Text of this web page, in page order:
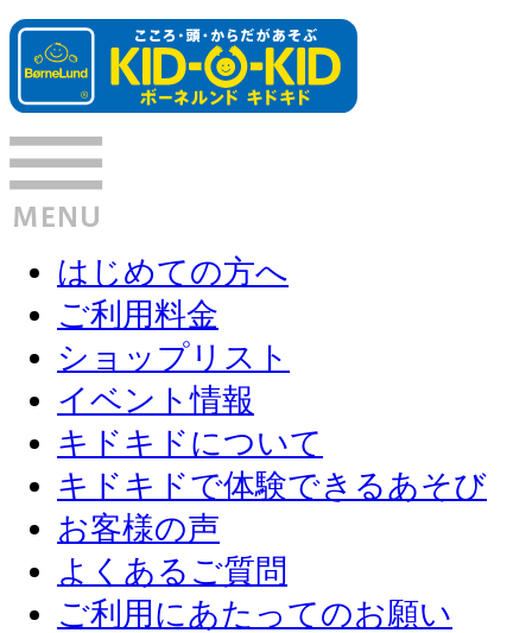
はじめての方へ
ご利用料金
ショップリスト
イベント情報
キドキドについて
キドキドで体験できるあそび
お客様の声
よくあるご質問
ご利用にあたってのお願い